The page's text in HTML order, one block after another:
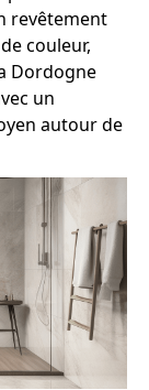
revêtement
couleur,
Dordogne
un
autour de